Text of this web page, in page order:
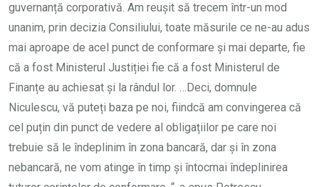
guvernanță corporativă. Am reușit să trecem într-un mod
unanim, prin decizia Consiliului, toate măsurile ce ne-au adus
mai aproape de acel punct de conformare și mai departe, fie
că a fost Ministerul Justiției fie că a fost Ministerul de
Finanțe au achiesat și la rândul lor. …Deci, domnule
Niculescu, vă puteți baza pe noi, fiindcă am convingerea că
cel puțin din punct de vedere al obligațiilor pe care noi
trebuie să le îndeplinim în zona bancară, dar și în zona
nebancară, ne vom atinge în timp și întocmai îndeplinirea